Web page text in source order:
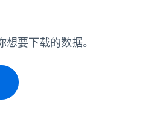
要下载的数据。